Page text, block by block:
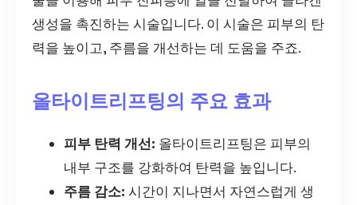
생성을 촉진하는 시술입니다. 이 시술은 피부의 탄
력을 높이고, 주름을 개선하는 데 도움을 주죠.
올타이트리프팅의 주요 효과
피부 탄력 개선: 올타이트리프팅은 피부의
내부 구조를 강화하여 탄력을 높입니다.
주름 감소: 시간이 지나면서 자연스럽게 생